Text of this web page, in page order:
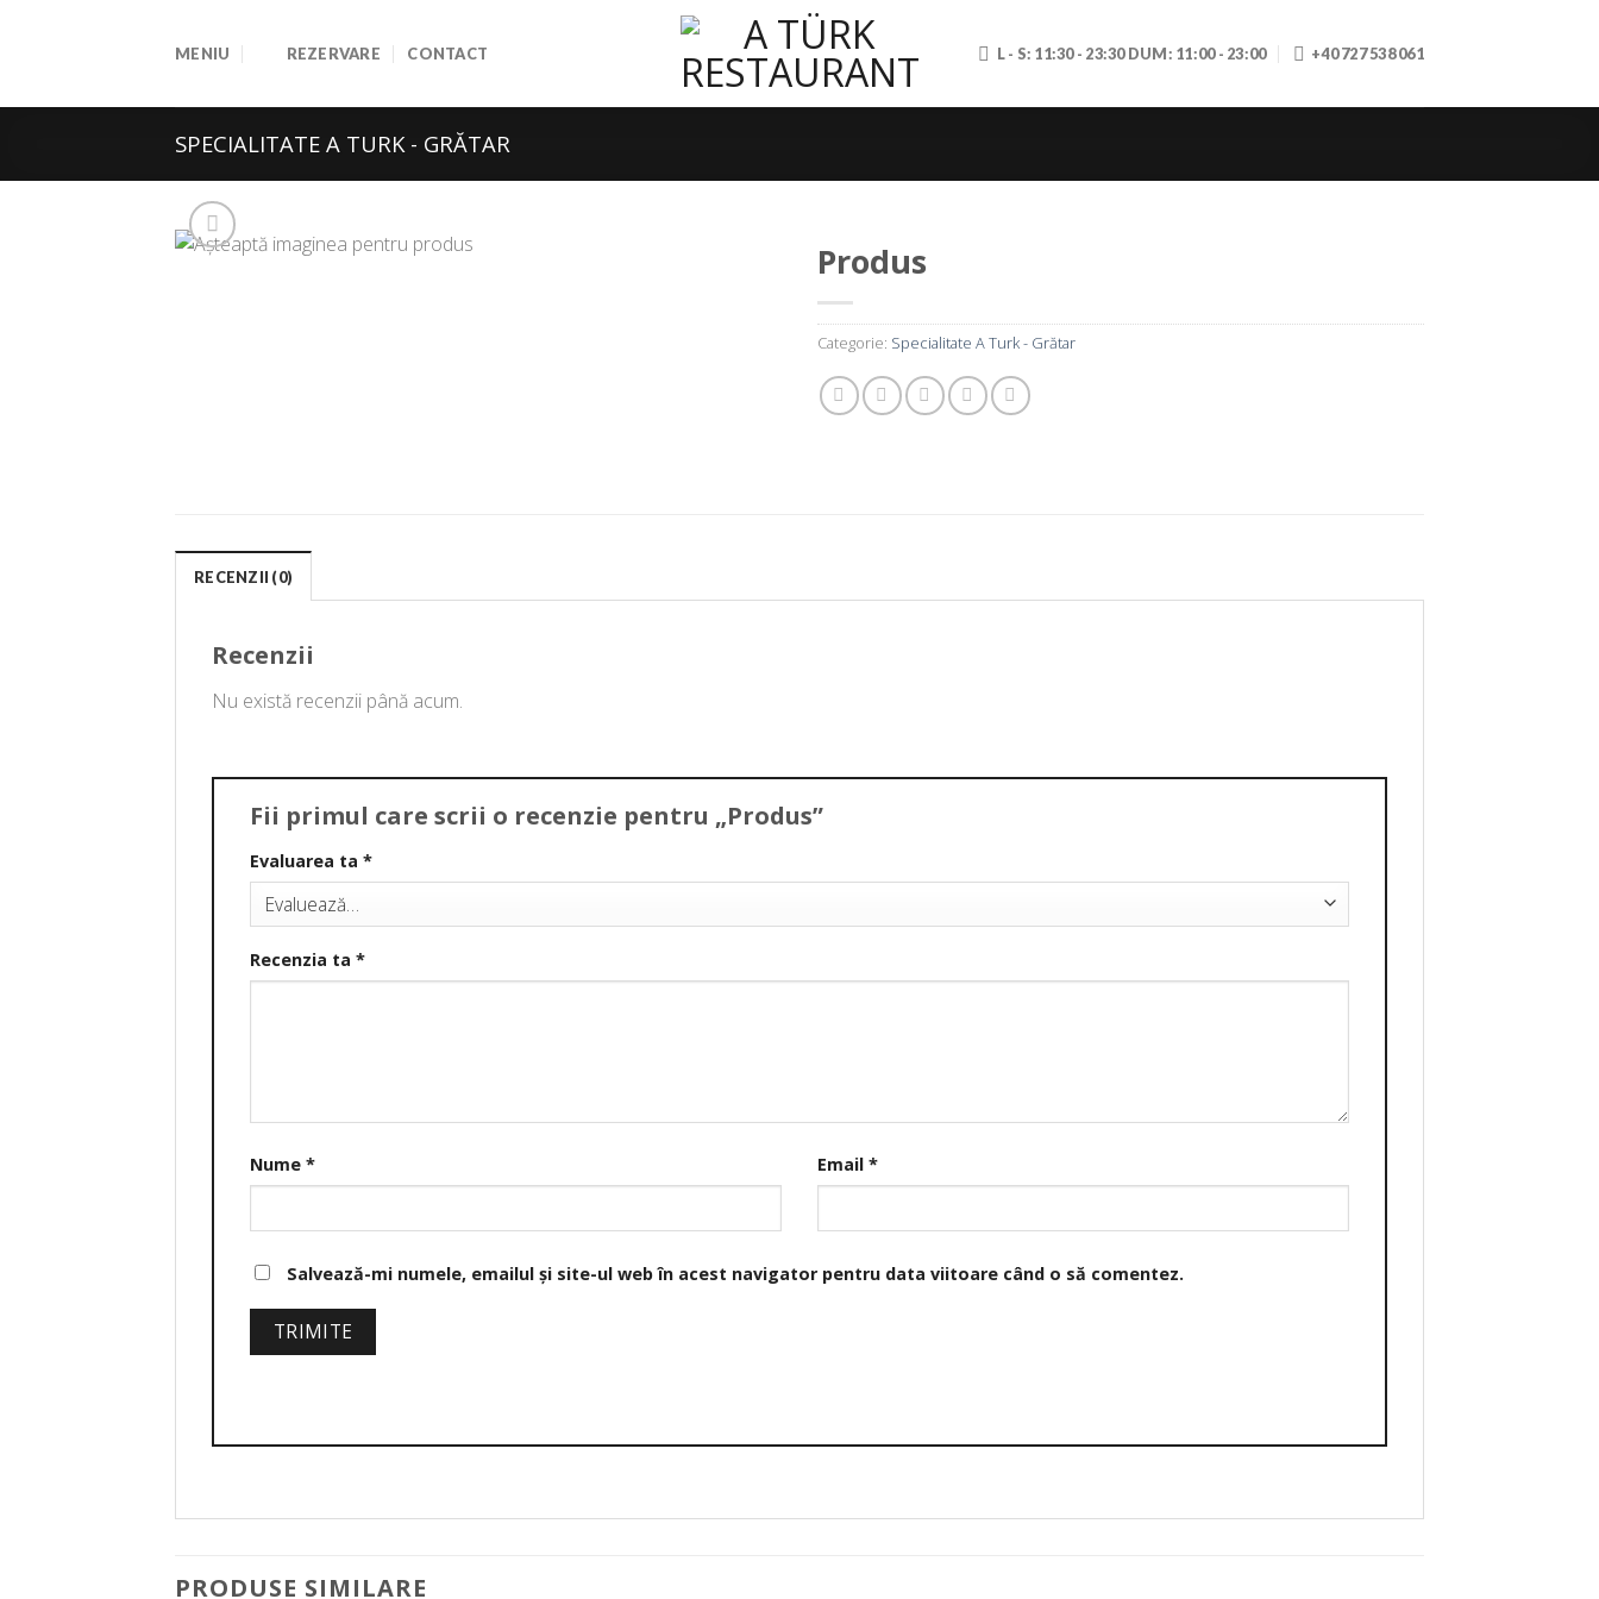
MENIU REZERVARE CONTACT L - S: 11:30 - 23:30 DUM: 11:00 - 23:00 +40 727 538 061
SPECIALITATE A TURK - GRĂTAR
Produs
Categorie: Specialitate A Turk - Grătar
RECENZII (0)
Recenzii
Nu există recenzii până acum.
Fii primul care scrii o recenzie pentru „Produs”
Evaluarea ta *
Recenzia ta *
Nume * Email *
Salvează-mi numele, emailul și site-ul web în acest navigator pentru data viitoare când o să comentez.
PRODUSE SIMILARE